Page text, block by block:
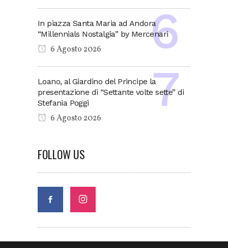
In piazza Santa Maria ad Andora
“Millennials Nostalgia” by Mercenari
6 Agosto 2026
Loano, al Giardino del Principe la
presentazione di “Settante volte sette” di
Stefania Poggi
6 Agosto 2026
FOLLOW US